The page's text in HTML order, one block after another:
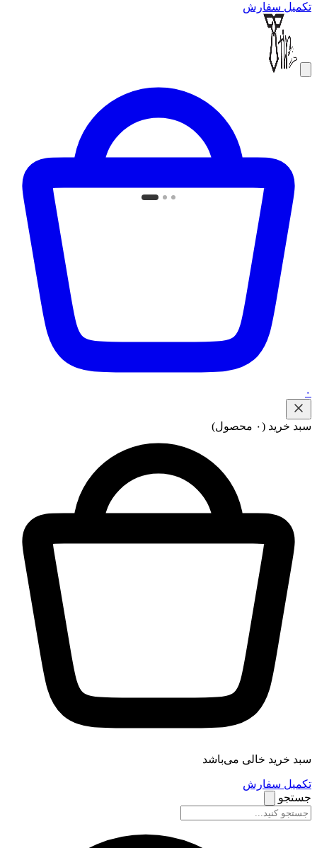
تکمیل سفارش
۰
سبد خرید (۰ محصول)
سبد خرید خالی می‌باشد
تکمیل سفارش
جستجو